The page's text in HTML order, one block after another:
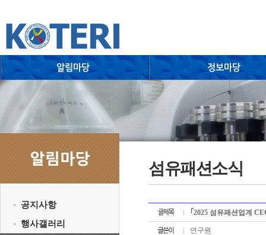
공지사항
행사갤러리
섬유패션소식
｢2025 섬유패션업계
연구원